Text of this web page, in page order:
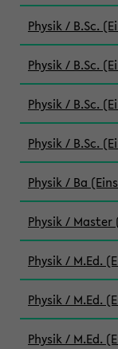
Physik / B.Sc.
Physik / B.Sc.
Physik / B.Sc.
Physik / B.Sc.
Physik / Ba
Physik / Master
Physik / M.Ed.
Physik / M.Ed.
Physik / M.Ed.